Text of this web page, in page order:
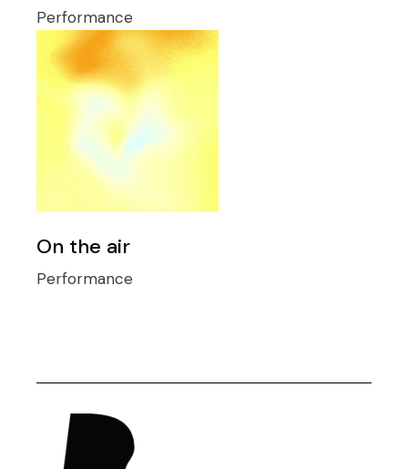
Performance
On the air
Performance